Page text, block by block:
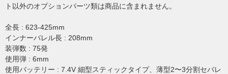
ト以外のオプションパーツ類は商品に含まれません。
全長 : 623-425mm
インナーバレル長 : 208mm
装弾数 : 75発
使用弾 : 6mm
使用バッテリー : 7.4V 細型スティックタイプ、薄型2〜3分割セパレ